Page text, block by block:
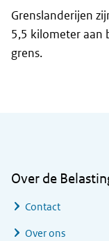
Grenslanderijen
5,5 kilometer aan
grens.
Over de
Contact
Over ons